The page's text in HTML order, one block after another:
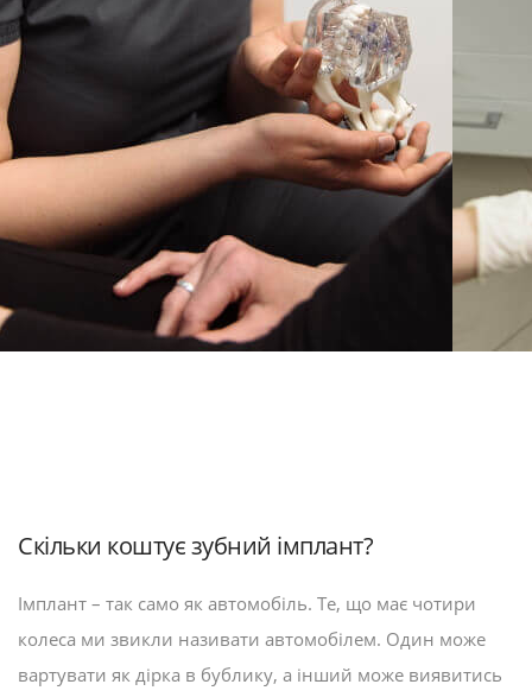
Скільки коштує зубний імплант?
Імплант – так само як автомобіль. Те, що має чотири
колеса ми звикли називати автомобілем. Один може
вартувати як дірка в бублику, а інший може виявитись